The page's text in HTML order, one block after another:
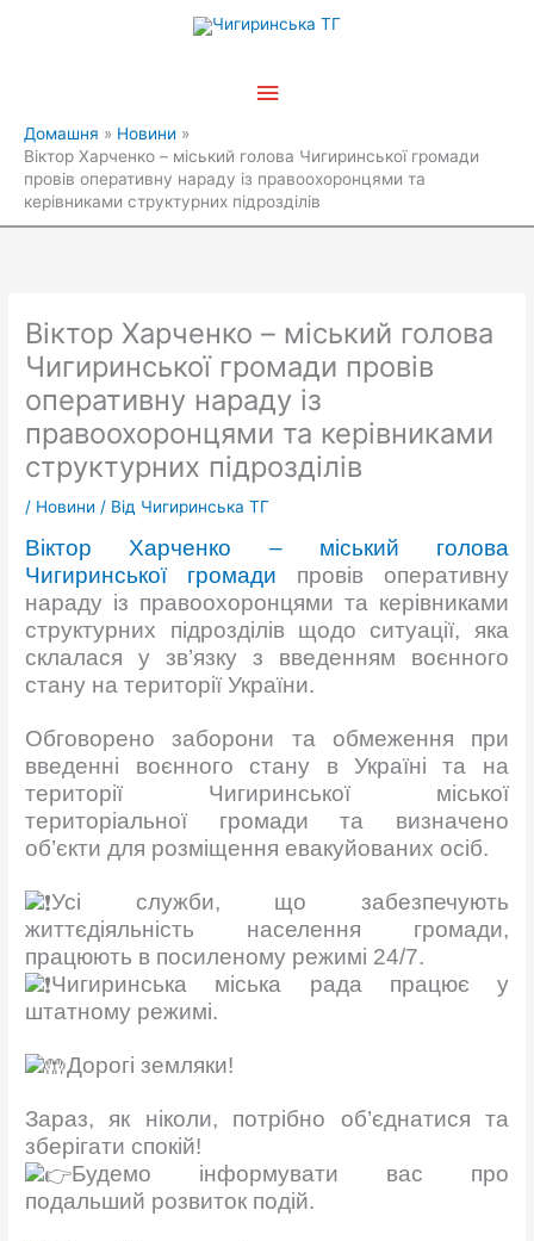
Головне
Домашня
Новини
Віктор Харченко – міський голова Чигиринської громади
провів оперативну нараду із правоохоронцями та
керівниками структурних підрозділів
Віктор Харченко – міський голова
Чигиринської громади провів
оперативну нараду із
правоохоронцями та керівниками
структурних підрозділів
/ Новини / Від Чигиринська ТГ
Віктор Харченко – міський голова
Чигиринської громади провів оперативну
нараду із правоохоронцями та керівниками
структурних підрозділів щодо ситуації, яка
склалася у зв’язку з введенням воєнного
стану на території України.
Обговорено заборони та обмеження при
введенні воєнного стану в Україні та на
території Чигиринської міської
територіальної громади та визначено
об’єкти для розміщення евакуйованих осіб.
Усі служби, що забезпечують
життєдіяльність населення громади,
працюють в посиленому режимі 24/7.
Чигиринська міська рада працює у
штатному режимі.
Дорогі земляки!
Зараз, як ніколи, потрібно об’єднатися та
зберігати спокій!
Будемо інформувати вас про
подальший розвиток подій.